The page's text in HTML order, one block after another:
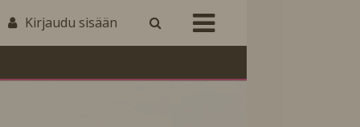
Kirjaudu sisään